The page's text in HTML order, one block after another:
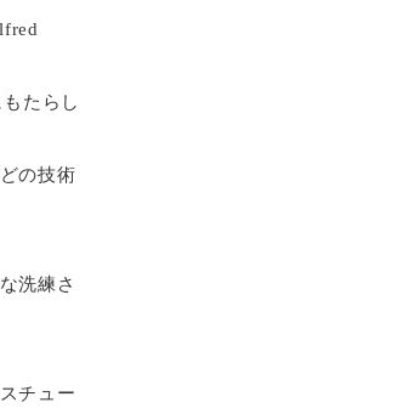
たらし
の技術
洗練さ
チュー